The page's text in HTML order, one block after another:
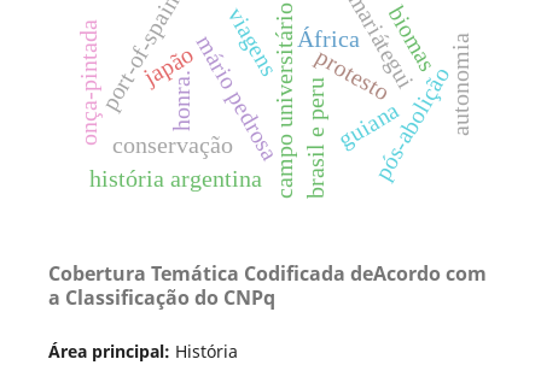
protesto
campo universitáriobrasil e peru
mário pedrosa mariátegui
port-of-spain
pós-abolição
história argentina
viagens
japão
guiana autonomia
honra.
biomas
conservação
onça-pintada África
Cobertura Temática Codificada deAcordo com
a Classificação do CNPq
Área principal: História